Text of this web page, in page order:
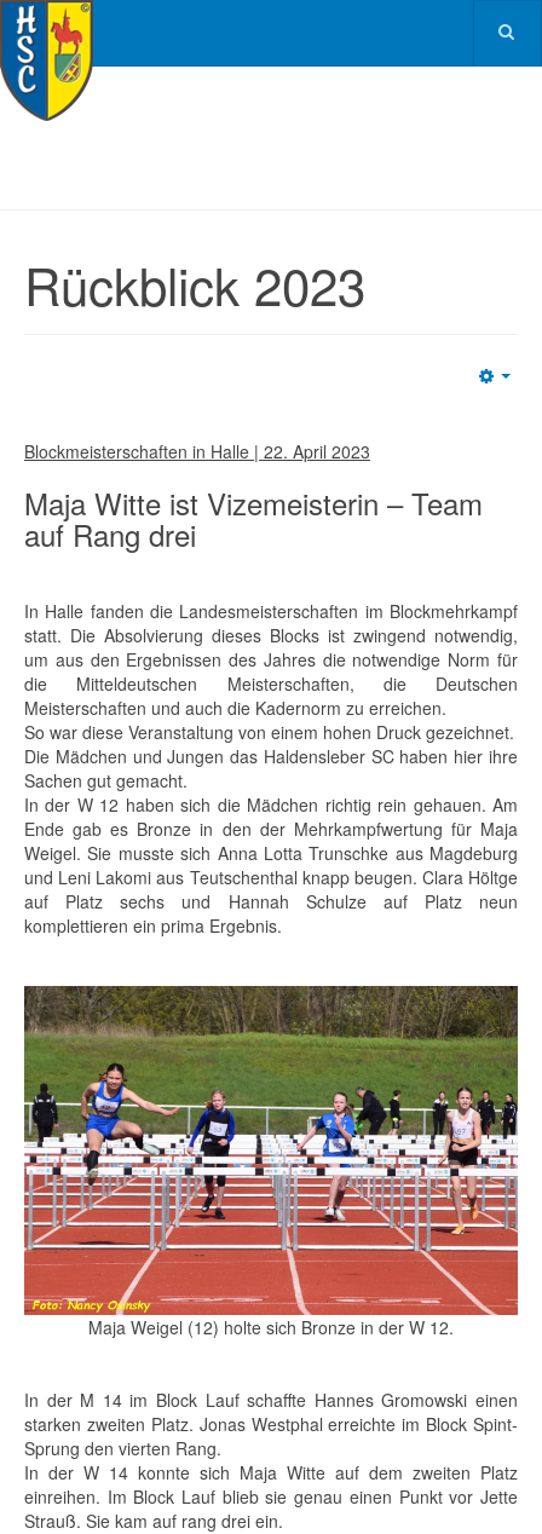
Rückblick 2023
Blockmeisterschaften in Halle | 22. April 2023
Maja Witte ist Vizemeisterin – Team
auf Rang drei
In Halle fanden die Landesmeisterschaften im Blockmehrkampf
statt. Die Absolvierung dieses Blocks ist zwingend notwendig,
um aus den Ergebnissen des Jahres die notwendige Norm für
die Mitteldeutschen Meisterschaften, die Deutschen
Meisterschaften und auch die Kadernorm zu erreichen.
So war diese Veranstaltung von einem hohen Druck gezeichnet.
Die Mädchen und Jungen das Haldensleber SC haben hier ihre
Sachen gut gemacht.
In der W 12 haben sich die Mädchen richtig rein gehauen. Am
Ende gab es Bronze in den der Mehrkampfwertung für Maja
Weigel. Sie musste sich Anna Lotta Trunschke aus Magdeburg
und Leni Lakomi aus Teutschenthal knapp beugen. Clara Höltge
auf Platz sechs und Hannah Schulze auf Platz neun
komplettieren ein prima Ergebnis.
Maja Weigel (12) holte sich Bronze in der W 12.
In der M 14 im Block Lauf schaffte Hannes Gromowski einen
starken zweiten Platz. Jonas Westphal erreichte im Block Spint-
Sprung den vierten Rang.
In der W 14 konnte sich Maja Witte auf dem zweiten Platz
einreihen. Im Block Lauf blieb sie genau einen Punkt vor Jette
Strauß. Sie kam auf rang drei ein.